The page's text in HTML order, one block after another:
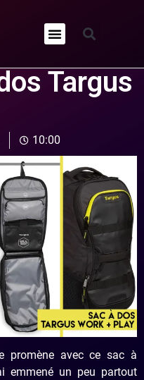
Targus
10:00
promène avec ce sac à
emmené un peu partout